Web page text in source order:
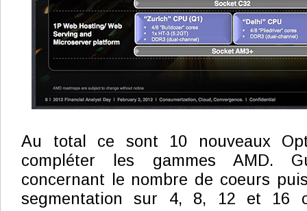
Au total ce sont 10 nouveaux
compléter les gammes AMD.
concernant le nombre de coeurs
segmentation sur 4, 8, 12 et 16